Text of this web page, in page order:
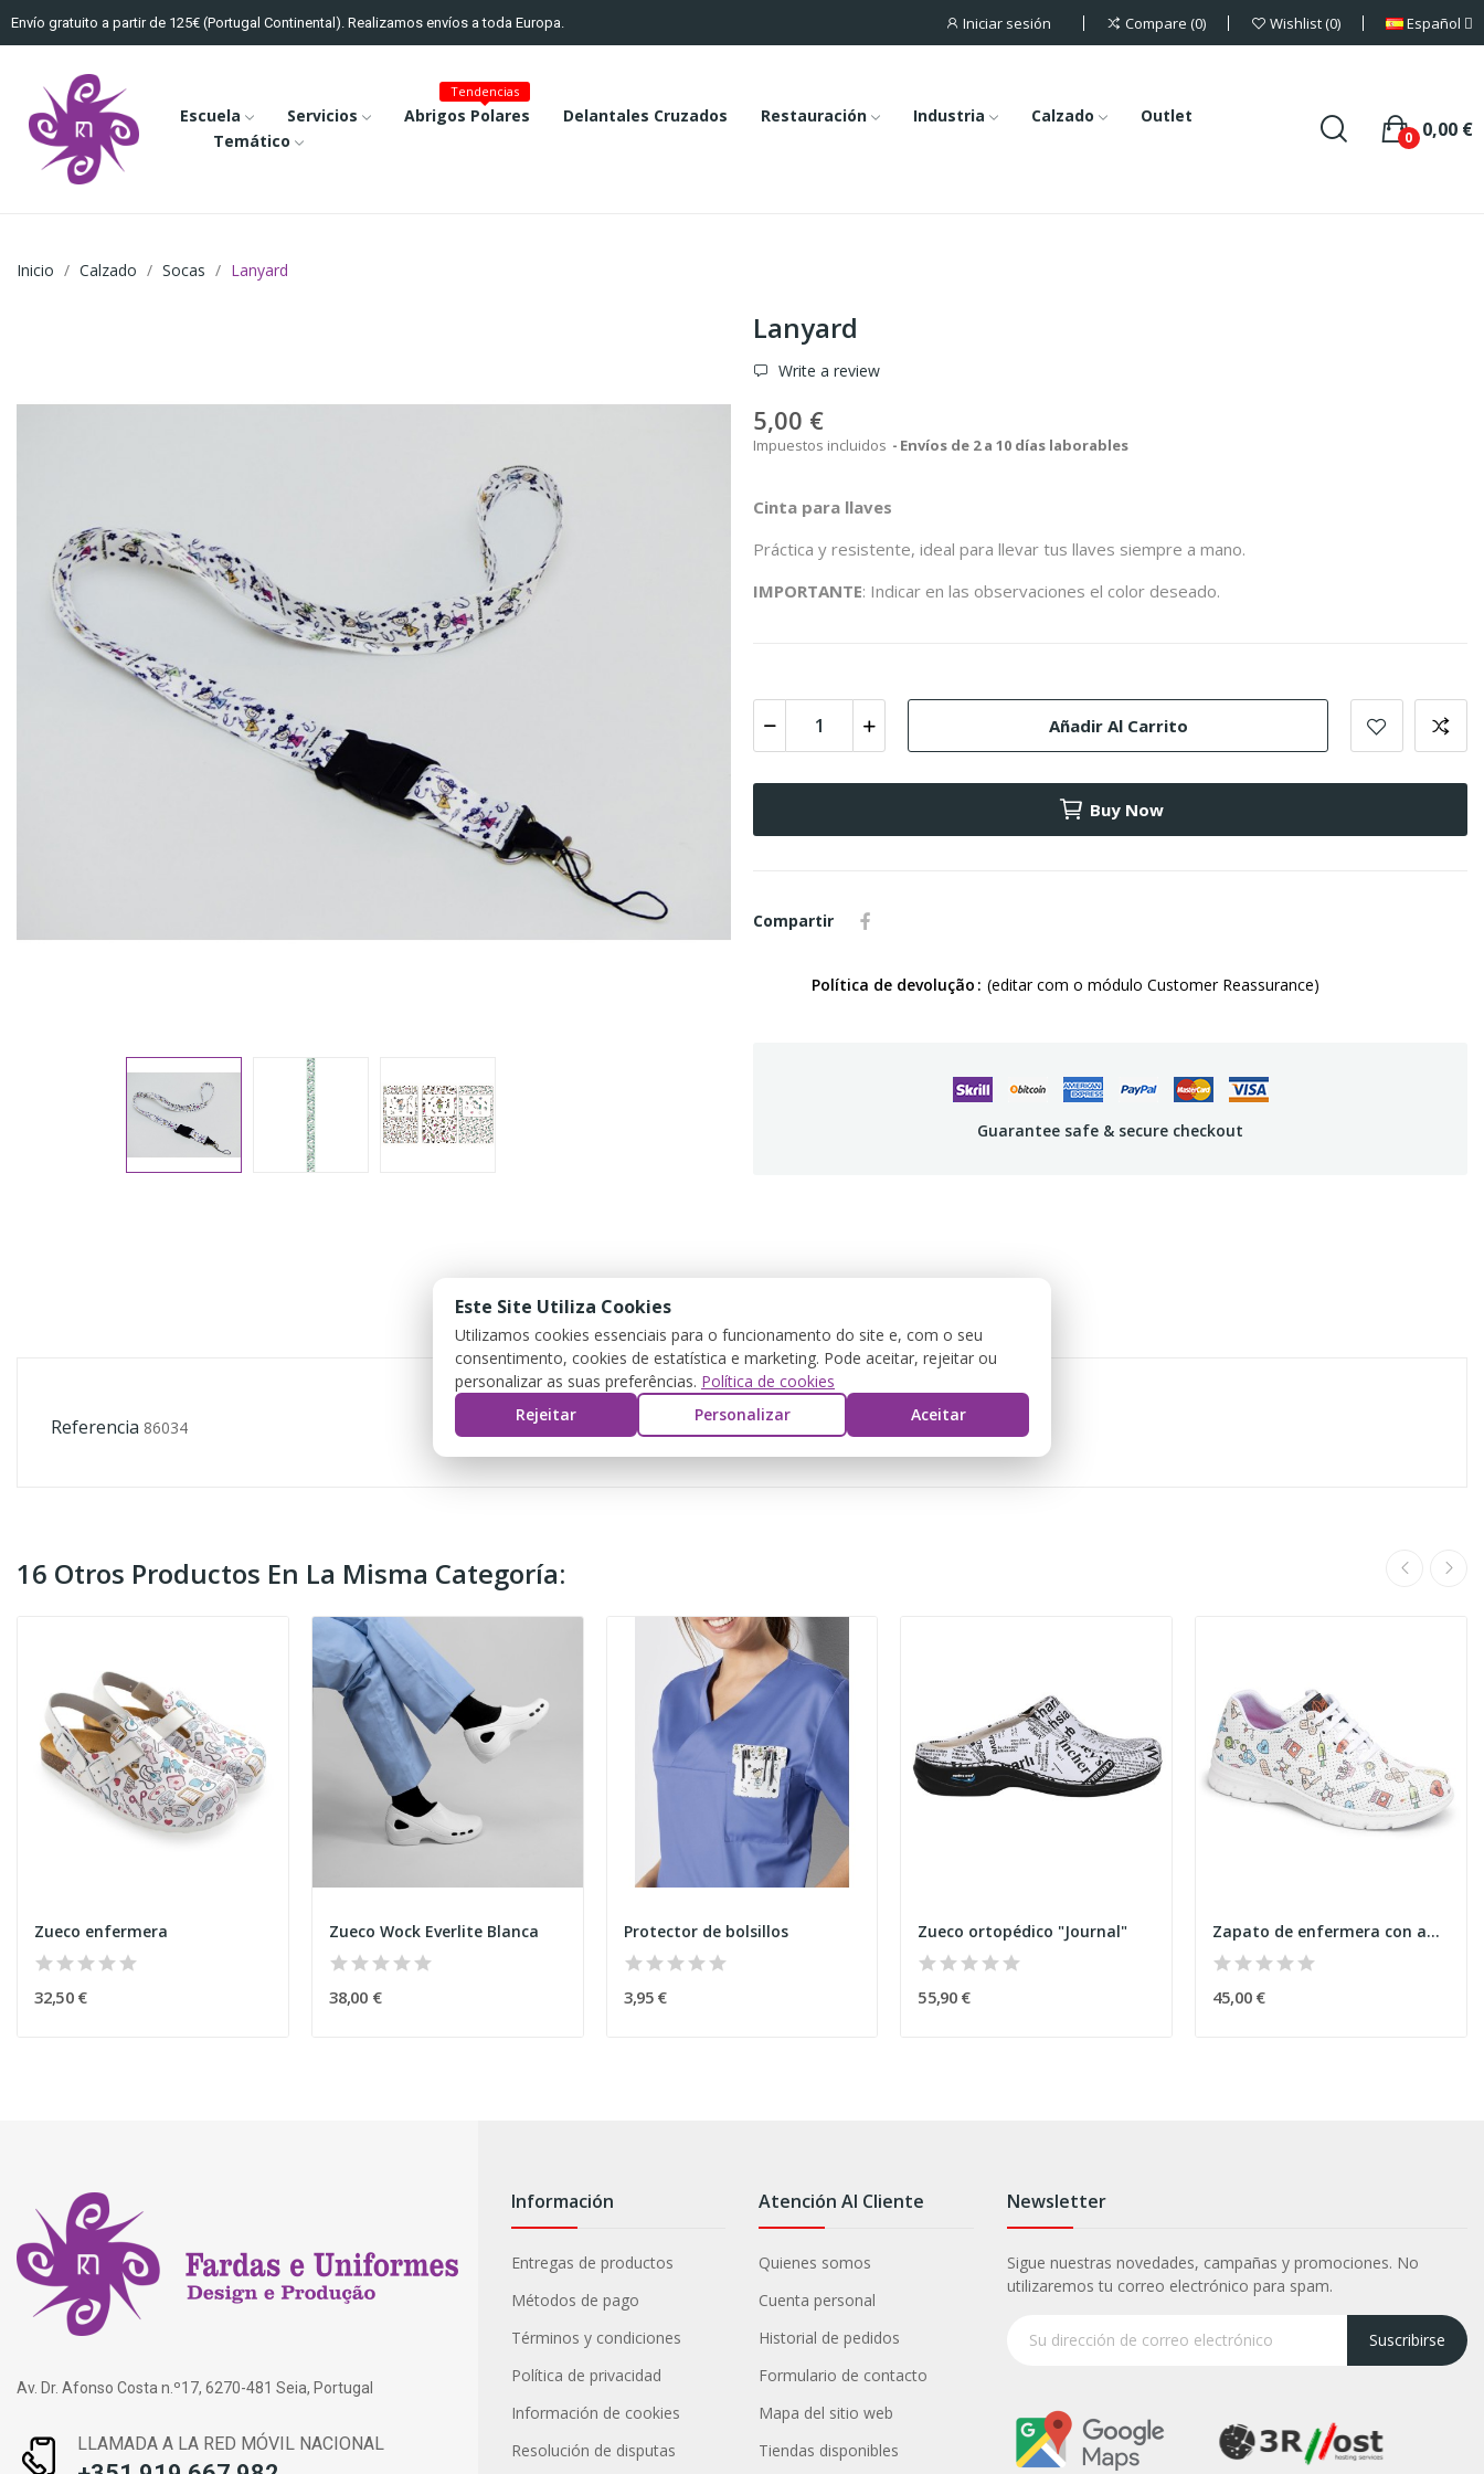
Envío gratuito a partir de 125€ (Portugal Continental). Realizamos envíos a toda Europa. Iniciar sesión Compare 0 Wishlist 0 Español
Escuela Servicios Abrigos Polares
Tendencias
Delantales Cruzados Restauración Industria Calzado
Outlet
Temático
0,00 €
0
Inicio Calzado Socas Lanyard
Lanyard
Write a review
5,00 €
Impuestos incluidos Envíos de 2 a 10 días laborables
Cinta para llaves
Práctica y resistente, ideal para llevar tus llaves siempre a mano.
IMPORTANTE: Indicar en las observaciones el color deseado.
Añadir Al Carrito
Buy Now
Compartir
Política de devolução (editar com o módulo Customer Reassurance)
Guarantee safe & secure checkout
DETALLES DEL PRODUCTO REVIEWS
Referencia 86034
16 Otros Productos En La Misma Categoría:
Zueco enfermera
32,50 €
Zueco Wock Everlite Blanca
38,00 €
Protector de bolsillos
3,95 €
Zueco ortopédico "Journal"
55,90 €
Zapato de enfermera con agujeros
45,00 €
Av. Dr. Afonso Costa n.º17, 6270-481 Seia, Portugal
LLAMADA A LA RED MÓVIL NACIONAL
Información
Entregas de productos
Métodos de pago
Términos y condiciones
Política de privacidad
Información de cookies
Resolución de disputas
Atención Al Cliente
Quienes somos
Cuenta personal
Historial de pedidos
Formulario de contacto
Mapa del sitio web
Tiendas disponibles
Newsletter
Sigue nuestras novedades, campañas y promociones. No
utilizaremos tu correo electrónico para spam.
Suscribirse
Este Site Utiliza Cookies
Utilizamos cookies essenciais para o funcionamento do site e, com o seu
consentimento, cookies de estatística e marketing. Pode aceitar, rejeitar ou
personalizar as suas preferências. Política de cookies
Rejeitar
Personalizar Aceitar